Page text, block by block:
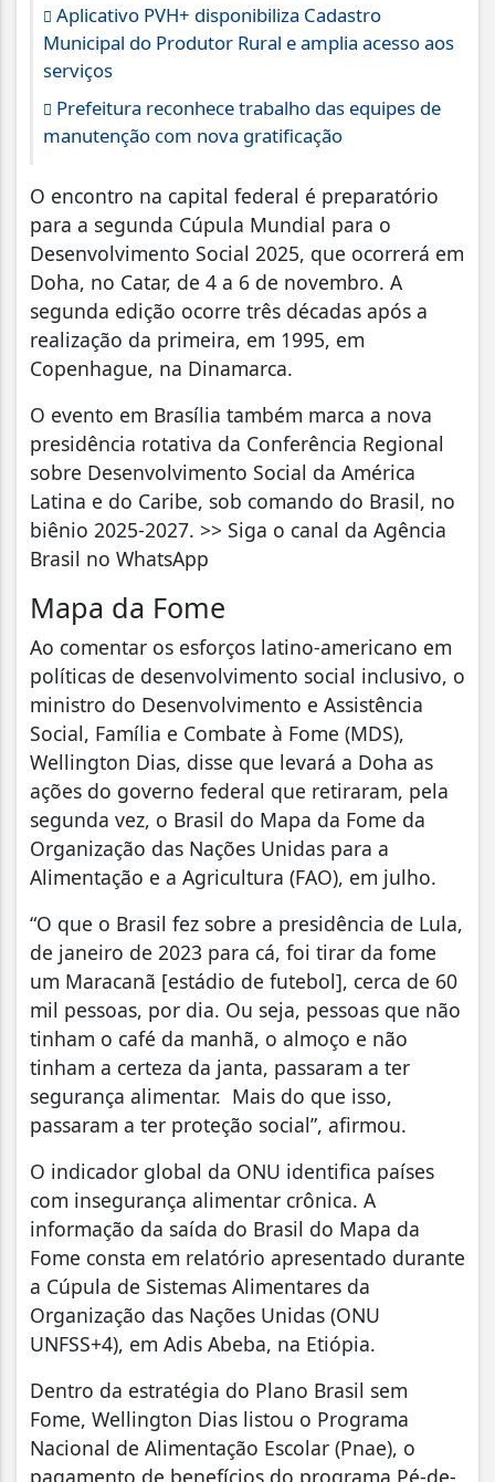
Aplicativo PVH+ disponibiliza Cadastro
Municipal do Produtor Rural e amplia acesso aos
serviços
Prefeitura reconhece trabalho das equipes de
manutenção com nova gratificação
O encontro na capital federal é preparatório
para a segunda Cúpula Mundial para o
Desenvolvimento Social 2025, que ocorrerá em
Doha, no Catar, de 4 a 6 de novembro. A
segunda edição ocorre três décadas após a
realização da primeira, em 1995, em
Copenhague, na Dinamarca.
O evento em Brasília também marca a nova
presidência rotativa da Conferência Regional
sobre Desenvolvimento Social da América
Latina e do Caribe, sob comando do Brasil, no
biênio 2025-2027. >> Siga o canal da Agência
Brasil no WhatsApp
Mapa da Fome
Ao comentar os esforços latino-americano em
políticas de desenvolvimento social inclusivo, o
ministro do Desenvolvimento e Assistência
Social, Família e Combate à Fome (MDS),
Wellington Dias, disse que levará a Doha as
ações do governo federal que retiraram, pela
segunda vez, o Brasil do Mapa da Fome da
Organização das Nações Unidas para a
Alimentação e a Agricultura (FAO), em julho.
“O que o Brasil fez sobre a presidência de Lula,
de janeiro de 2023 para cá, foi tirar da fome
um Maracanã [estádio de futebol], cerca de 60
mil pessoas, por dia. Ou seja, pessoas que não
tinham o café da manhã, o almoço e não
tinham a certeza da janta, passaram a ter
segurança alimentar. Mais do que isso,
passaram a ter proteção social”, afirmou.
O indicador global da ONU identifica países
com insegurança alimentar crônica. A
informação da saída do Brasil do Mapa da
Fome consta em relatório apresentado durante
a Cúpula de Sistemas Alimentares da
Organização das Nações Unidas (ONU
UNFSS+4), em Adis Abeba, na Etiópia.
Dentro da estratégia do Plano Brasil sem
Fome, Wellington Dias listou o Programa
Nacional de Alimentação Escolar (Pnae), o
pagamento de benefícios do programa Pé-de-